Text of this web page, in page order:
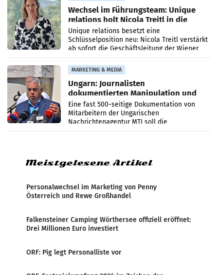
Wechsel im Führungsteam: Unique
relations holt Nicola Treitl in die
Geschäftsleitung
Unique relations besetzt eine
Schlüsselposition neu: Nicola Treitl verstärkt
ab sofort die Geschäftsleitung der Wiener
PR-Agentur an der Seite von Josef Kalina und
Anna Kalina-Mahr.
MARKETING & MEDIA
Ungarn: Journalisten
dokumentierten Manipulation und
Zensur
Eine fast 500-seitige Dokumentation von
Mitarbeitern der Ungarischen
Nachrichtenagentur MTI soll die
systematische Nachrichten-Manipulation und
Meistgelesene Artikel
Personalwechsel im Marketing von Penny
Österreich und Rewe Großhandel
Falkensteiner Camping Wörthersee offiziell eröffnet:
Drei Millionen Euro investiert
ORF: Pig legt Personalliste vor